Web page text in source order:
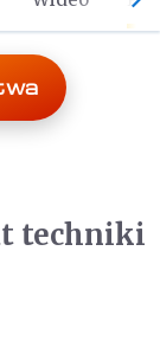
techniki